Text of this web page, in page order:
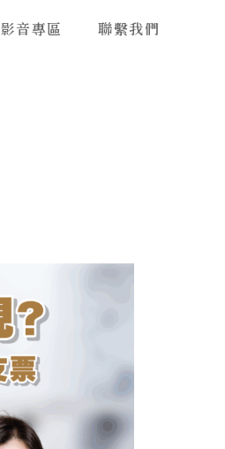
影音專區 聯繫我們